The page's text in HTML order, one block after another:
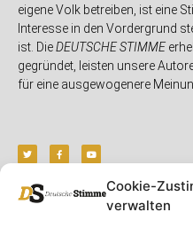
Cookie-
verwalten
eigene Volk betreiben, ist eine
Interesse in den Vordergrund
ist. DieDEUTSCHE STIMME
gegründet, leisten unsere
für eine ausgewogenere
Unser Magazin